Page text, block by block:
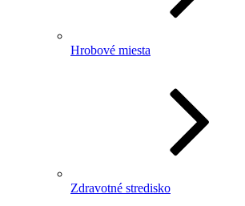
Hrobové miesta
Zdravotné stredisko